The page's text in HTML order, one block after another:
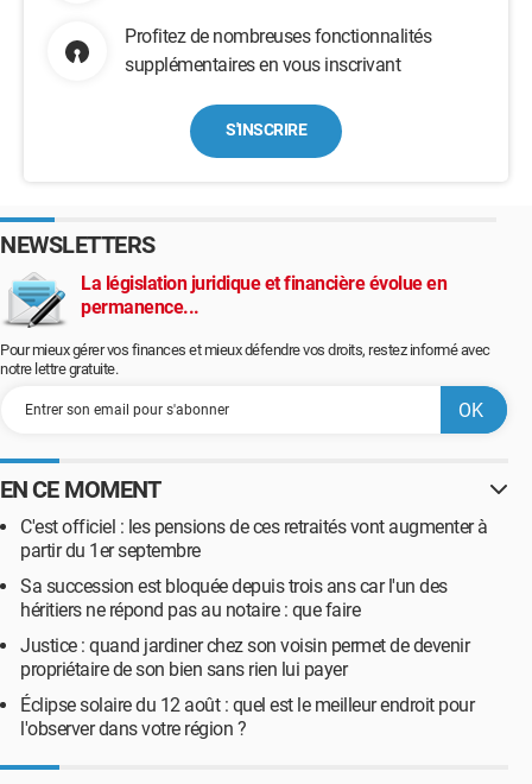
Profitez de nombreuses fonctionnalités
supplémentaires en vous inscrivant
S'INSCRIRE
NEWSLETTERS
La législation juridique et financière évolue en
permanence...
Pour mieux gérer vos finances et mieux défendre vos droits, restez informé avec
notre lettre gratuite.
EN CE MOMENT
C'est officiel : les pensions de ces retraités vont augmenter à
partir du 1er septembre
Sa succession est bloquée depuis trois ans car l'un des
héritiers ne répond pas au notaire : que faire
Justice : quand jardiner chez son voisin permet de devenir
propriétaire de son bien sans rien lui payer
Éclipse solaire du 12 août : quel est le meilleur endroit pour
l'observer dans votre région ?